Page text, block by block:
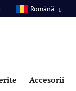
Română
Accesorii